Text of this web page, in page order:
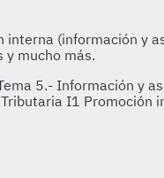
5.- Información y
I1 Promoción